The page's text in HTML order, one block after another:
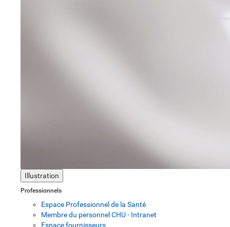
Illustration
Professionnels
Espace Professionnel de la Santé
Membre du personnel CHU - Intranet
Espace fournisseurs